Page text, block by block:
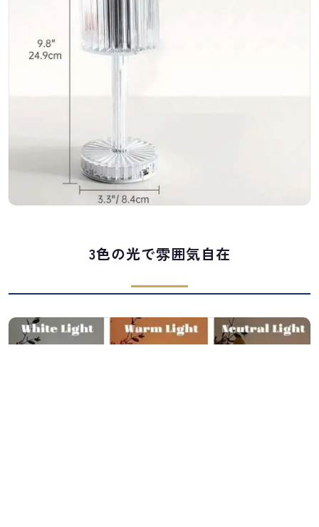
3色の光で雰囲気自在